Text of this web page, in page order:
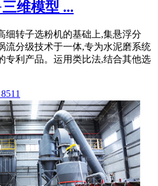
维模型 ...
细转子选粉机的基础上,集悬浮分
流分级技术于一体,专为水泥磨系统
专利产品。运用类比法,结合其他选